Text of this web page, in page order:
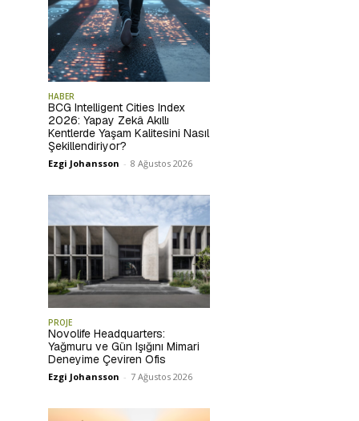
HABER
BCG Intelligent Cities Index
2026: Yapay Zekâ Akıllı
Kentlerde Yaşam Kalitesini Nasıl
Şekillendiriyor?
Ezgi Johansson - 8 Ağustos 2026
PROJE
Novolife Headquarters:
Yağmuru ve Gün Işığını Mimari
Deneyime Çeviren Ofis
Ezgi Johansson - 7 Ağustos 2026